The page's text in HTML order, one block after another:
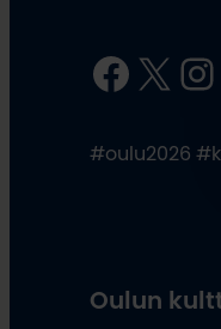
Facebook X Instagram
#oulu2026
Oulun